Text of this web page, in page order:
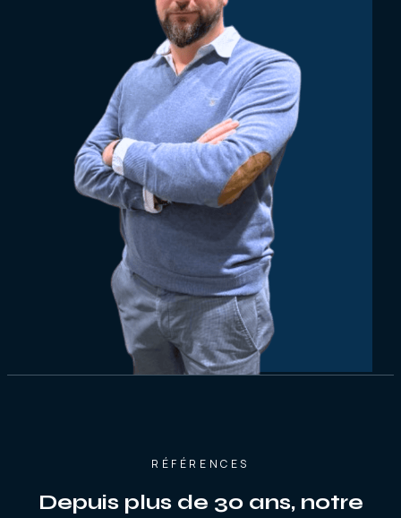
RÉFÉRENCES
Depuis plus de 30 ans, notre